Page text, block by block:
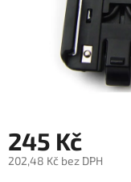
245 Kč
202,48 Kč bez DPH